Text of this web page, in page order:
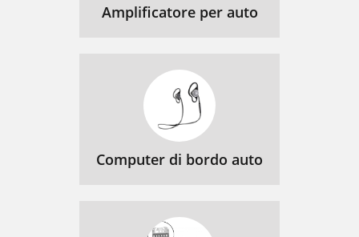
Amplificatore per auto
Computer di bordo auto